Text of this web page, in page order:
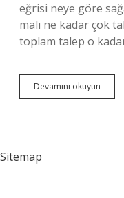
eğrisi neye göre
malı ne kadar çok
toplam talep o
Devamını okuyun
Eğrisi
Sitemap